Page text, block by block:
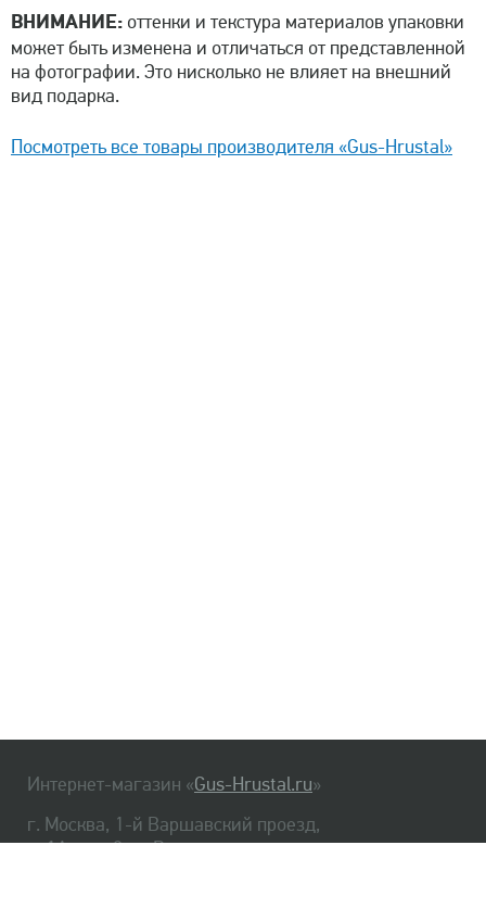
ВНИМАНИЕ: оттенки и текстура материалов упаковки
может быть изменена и отличаться от представленной
на фотографии. Это нисколько не влияет на внешний
вид подарка.
Посмотреть все товары производителя «Gus-Hrustal»
Интернет-магазин «Gus-Hrustal.ru»
г. Москва, 1-й Варшавский проезд,
д. 1А, стр. 3, м. Варшавская